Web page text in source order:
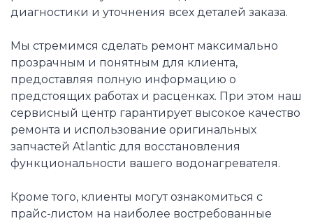
диагностики и уточнения всех деталей заказа.
Мы стремимся сделать ремонт максимально
прозрачным и понятным для клиента,
предоставляя полную информацию о
предстоящих работах и расценках. При этом наш
сервисный центр гарантирует высокое качество
ремонта и использование оригинальных
запчастей Atlantic для восстановления
функциональности вашего водонагревателя.
Кроме того, клиенты могут ознакомиться с
прайс-листом на наиболее востребованные